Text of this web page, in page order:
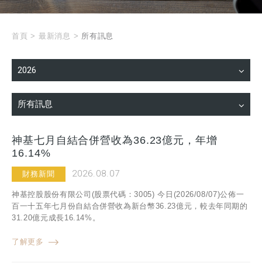
首頁 > 最新消息 > 所有訊息
2026
所有訊息
神基七月自結合併營收為36.23億元，年增
16.14%
財務新聞 2026.08.07
神基控股股份有限公司(股票代碼：3005) 今日(2026/08/07)公佈一
百一十五年七月份自結合併營收為新台幣36.23億元，較去年同期的
31.20億元成長16.14%。
了解更多